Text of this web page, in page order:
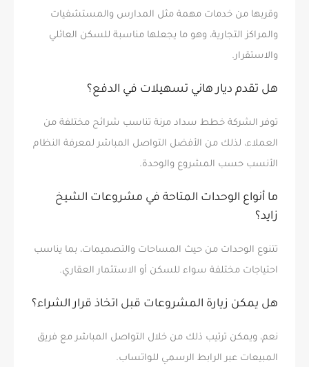
وقربها من خدمات مهمة مثل المدارس والمستشفيات
والمراكز التجارية، وهو ما يجعلها مناسبة للسكن العائلي
والاستقرار.
هل تقدم ديار هاني تسهيلات في الدفع؟
توفر الشركة خطط سداد مرنة تناسب شرائح مختلفة من
العملاء، لذلك من الأفضل التواصل المباشر لمعرفة النظام
الأنسب حسب المشروع والوحدة.
ما أنواع الوحدات المتاحة في مشروعات الشيخ
زايد؟
تتنوع الوحدات من حيث المساحات والتصميمات، بما يناسب
احتياجات مختلفة سواء للسكن أو الاستثمار العقاري.
هل يمكن زيارة المشروعات قبل اتخاذ قرار الشراء؟
نعم، ويمكن ترتيب ذلك من خلال التواصل المباشر مع فريق
المبيعات عبر الرابط الرسمي للواتساب.